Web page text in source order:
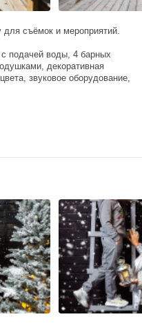
съёмок и мероприятий.
с подачей воды, 4 барных
декоративная
звуковое оборудование,
пианино.